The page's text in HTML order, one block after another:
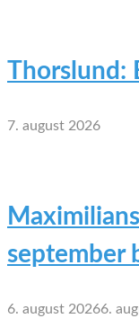
Thorslund:
7. august 2026
6. august 20266.